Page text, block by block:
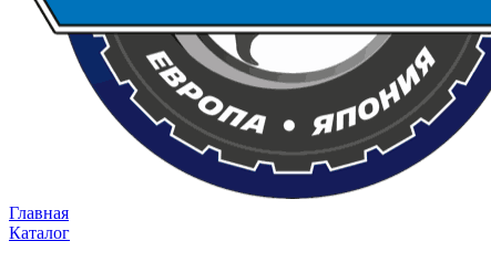
Главная
Каталог